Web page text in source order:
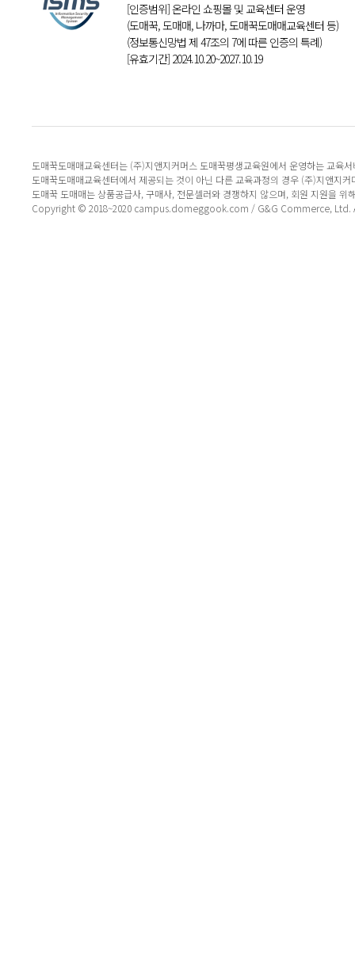
[인증범위] 온라인 쇼핑몰 및 교육센터 운영
(도매꾹, 도매매, 나까마, 도매꾹도매매교육센터 등)
(정보통신망법 제 47조의 7에 따른 인증의 특례)
[유효기간] 2024.10.20~2027.10.19
도매꾹도매매교육센터는 (주)지앤지커머스 도매꾹평생교육원에서 운영하는 교육
도매꾹도매매교육센터에서 제공되는 것이 아닌 다른 교육과정의 경우 (주)지앤지
도매꾹 도매매는 상품공급사, 구매사, 전문셀러와 경쟁하지 않으며, 회원 지원을 위
Copyright © 2018~2020 campus.domeggook.com / G&G Commerce, Ltd.